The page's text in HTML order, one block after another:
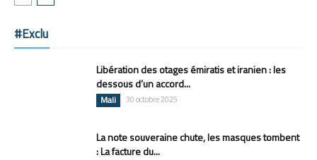
#Exclu
Libération des otages émiratis et iranien : les
dessous d’un accord...
Mali 30 octobre 2025
La note souveraine chute, les masques tombent
: La facture du...